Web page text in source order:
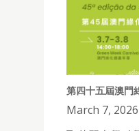
第四十五屆澳門
March 7, 2026